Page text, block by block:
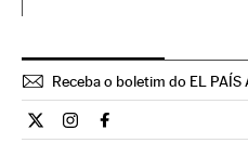
Receba o boletim do EL PAÍS
Ciencia El País Brasil en
Ciencia El País Brasil en
Ciencia El País